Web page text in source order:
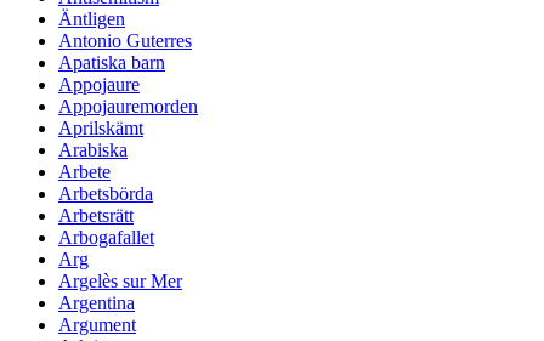
Äntligen
Antonio Guterres
Apatiska barn
Appojaure
Appojauremorden
Aprilskämt
Arabiska
Arbete
Arbetsbörda
Arbetsrätt
Arbogafallet
Arg
Argelès sur Mer
Argentina
Argument